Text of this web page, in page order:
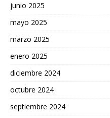
junio 2025
mayo 2025
marzo 2025
enero 2025
diciembre 2024
octubre 2024
septiembre 2024